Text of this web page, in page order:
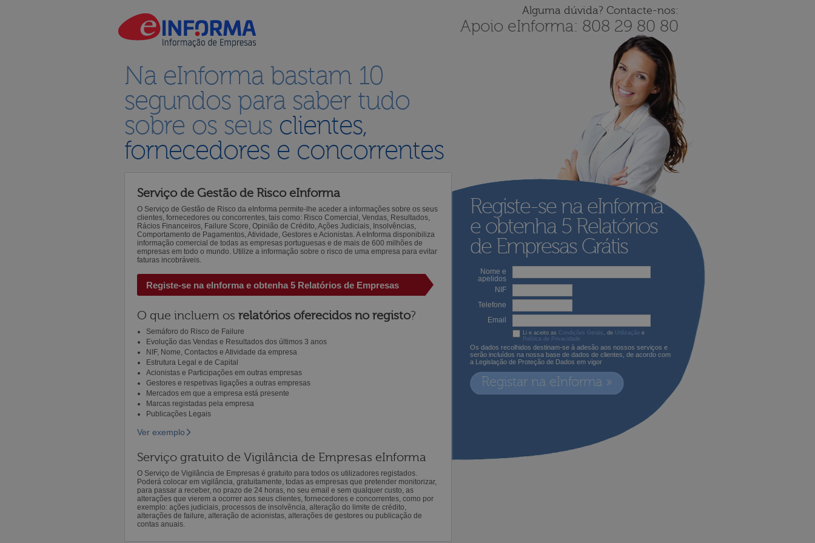
Alguma dúvida? Contacte-nos:
Apoio eInforma: 808 29 80 80
Registe-se na eInforma
e obtenha5 Relatórios
de Empresas Grátis
Nome e
apelidos
NIF
Telefone
Email
Li e aceito as Condições Gerais , de Utilização e
Política de Privacidade
Os dados recolhidos destinam-se à adesão aos nossos serviços e
serão incluídos na nossa base de dados de clientes, de acordo com
a Legislação de Proteção de Dados em vigor
Registar na eInforma »
Na eInforma bastam 10
segundos para saber tudo
sobre os seus clientes,
fornecedores e concorrentes
Serviço de Gestão de Risco eInforma
O Serviço de Gestão de Risco da eInforma permite-lhe aceder a informações sobre os seus
clientes, fornecedores ou concorrentes, tais como: Risco Comercial, Vendas, Resultados,
Rácios Financeiros, Failure Score, Opinião de Crédito, Ações Judiciais, Insolvências,
Comportamento de Pagamentos, Atividade, Gestores e Acionistas. A eInforma disponibiliza
informação comercial de todas as empresas portuguesas e de mais de 600 milhões de
empresas em todo o mundo. Utilize a informação sobre o risco de uma empresa para evitar
faturas incobráveis.
Registe-se na eInforma e obtenha 5 Relatórios de Empresas
O que incluem os relatórios oferecidos no registo?
Semáforo do Risco de Failure
Evolução das Vendas e Resultados dos últimos 3 anos
NIF, Nome, Contactos e Atividade da empresa
Estrutura Legal e de Capital
Acionistas e Participações em outras empresas
Gestores e respetivas ligações a outras empresas
Mercados em que a empresa está presente
Marcas registadas pela empresa
Publicações Legais
Ver exemplo
Serviço gratuito de Vigilância de Empresas eInforma
O Serviço de Vigilância de Empresas é gratuito para todos os utilizadores registados.
Poderá colocar em vigilância, gratuitamente, todas as empresas que pretender monitorizar,
para passar a receber, no prazo de 24 horas, no seu email e sem qualquer custo, as
alterações que vierem a ocorrer aos seus clientes, fornecedores e concorrentes, como por
exemplo: ações judiciais, processos de insolvência, alteração do limite de crédito,
alterações de failure, alteração de acionistas, alterações de gestores ou publicação de
contas anuais.